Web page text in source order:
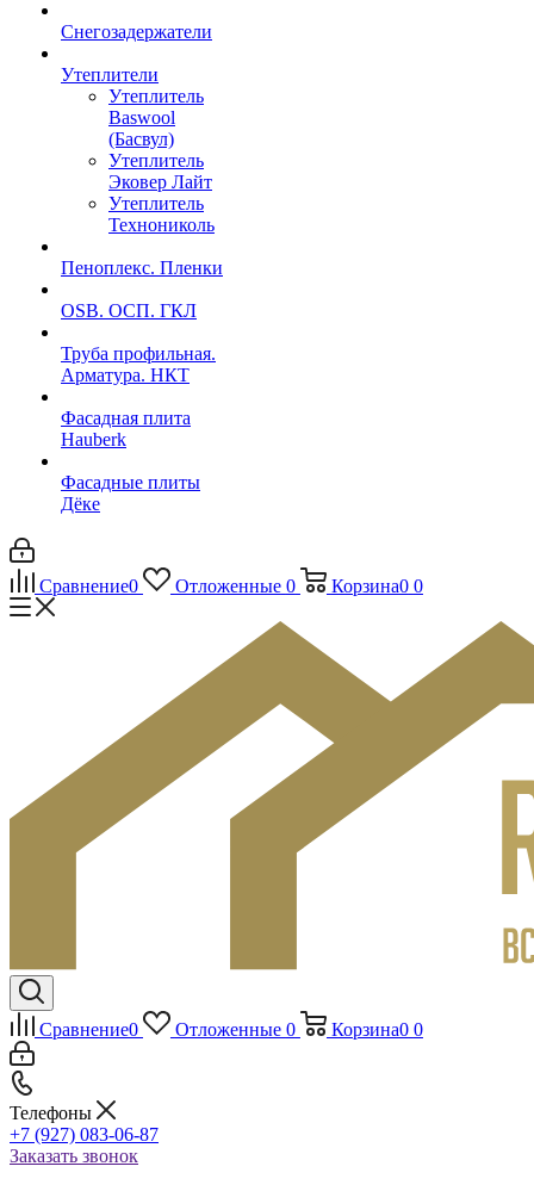
Снегозадержатели
Утеплители
Утеплитель
Baswool
(Басвул)
Утеплитель
Эковер Лайт
Утеплитель
Технониколь
Пеноплекс. Пленки
OSB. ОСП. ГКЛ
Труба профильная.
Арматура. НКТ
Фасадная плита
Hauberk
Фасадные плиты
Дёке
Сравнение0 Отложенные 0 Корзина0 0
Сравнение0 Отложенные 0 Корзина0 0
Телефоны
+7 (927) 083-06-87
Заказать звонок